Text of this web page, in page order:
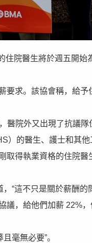
院醫生將於週五開始
要求。該協會稱，給
醫院外又出現了抗議
）的醫生、護士和其他
取得執業資格的住院
“這不只是關於薪酬
議，給他們加薪 22%
毫無必要”。